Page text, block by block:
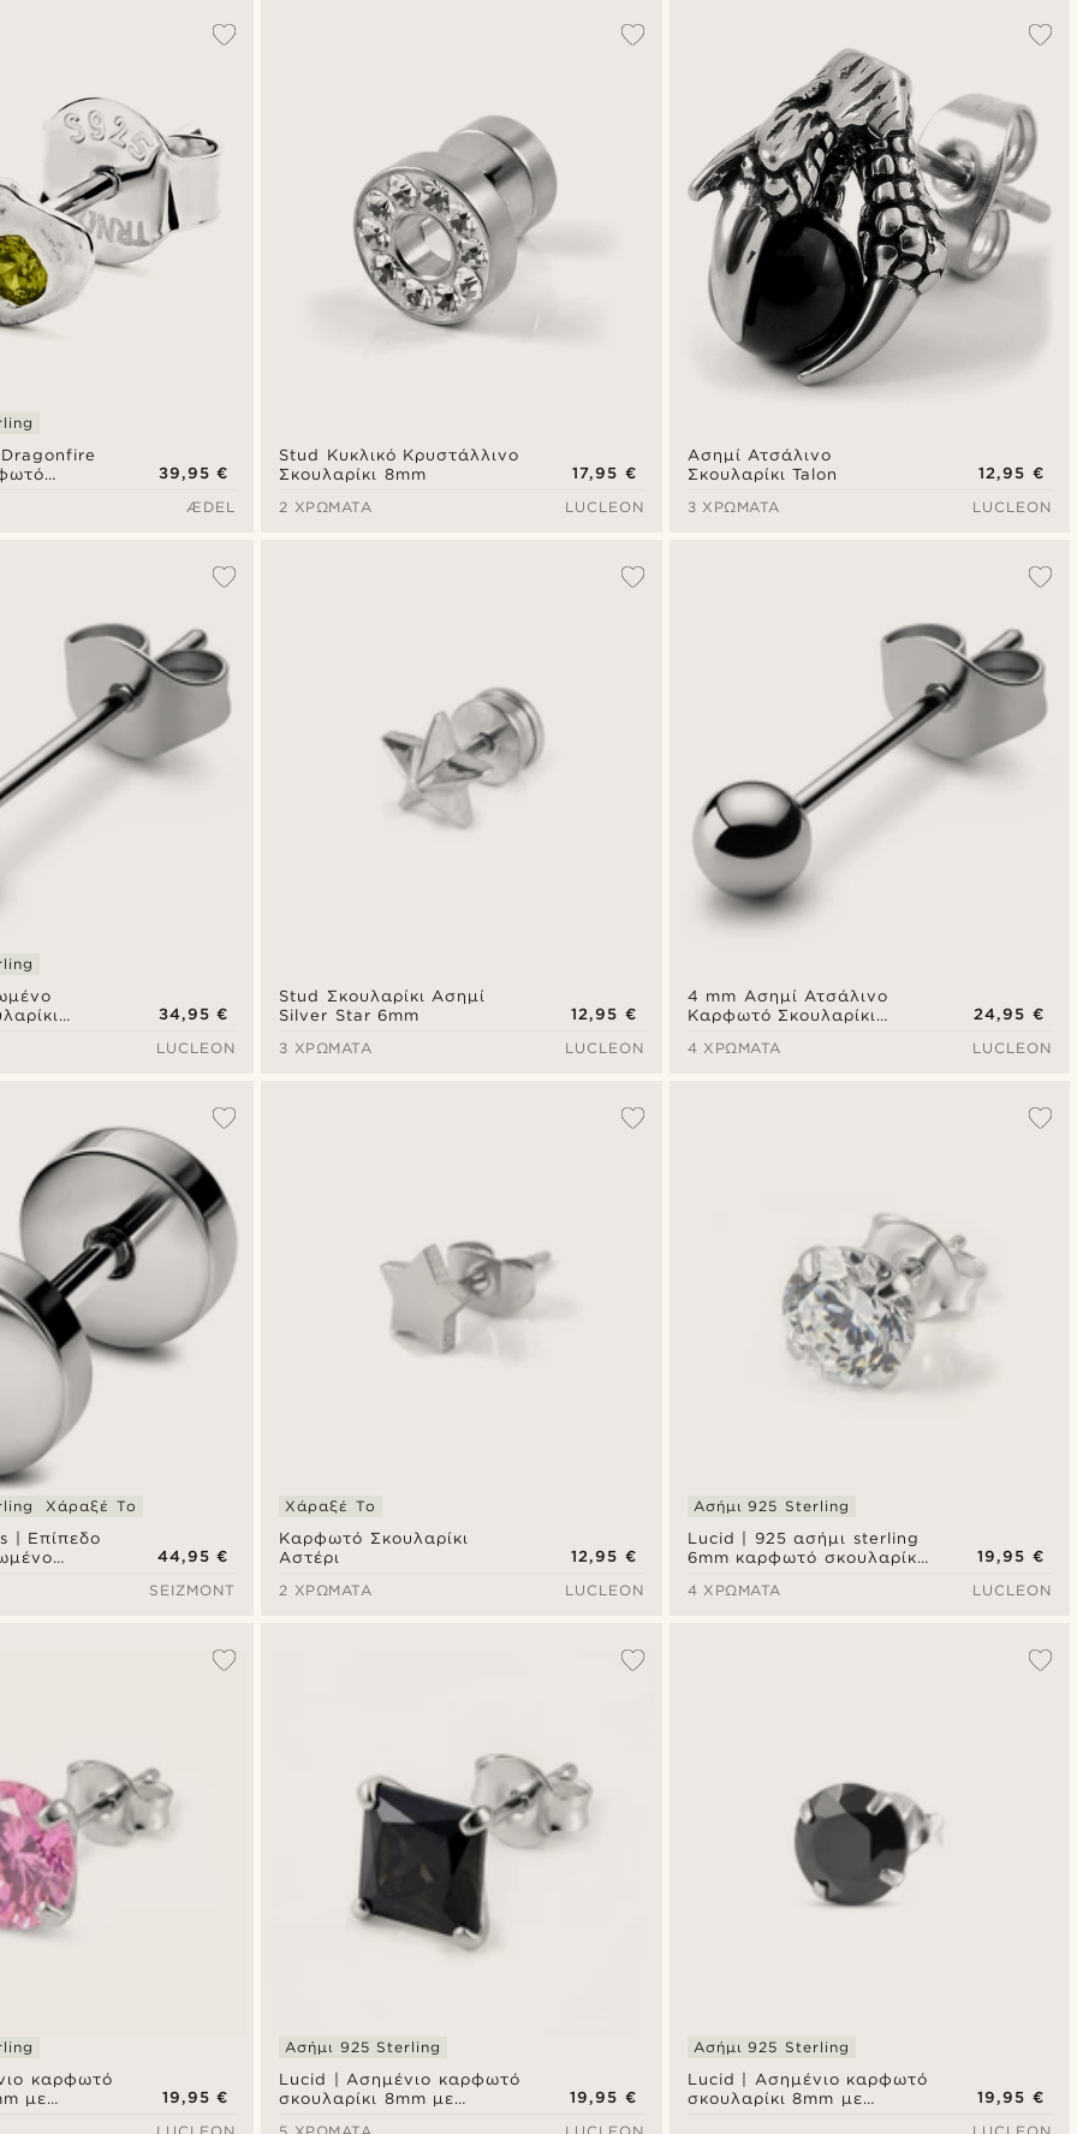
39,95 €
ÆDEL
Stud Κυκλικό Κρυστάλλινο
Σκουλαρίκι 8mm
17,95 €
2 ΧΡΏΜΑΤΑ
LUCLEON
Ασημί Ατσάλινο
Σκουλαρίκι Talon
12,95 €
3 ΧΡΏΜΑΤΑ
LUCLEON
34,95 €
LUCLEON
Stud Σκουλαρίκι Ασημί
Silver Star 6mm
12,95 €
3 ΧΡΏΜΑΤΑ
LUCLEON
4 mm Ασημί Ατσάλινο
Καρφωτό Σκουλαρίκι
24,95 €
4 ΧΡΏΜΑΤΑ
LUCLEON
| Επίπεδο
Χάραξέ Το
44,95 €
SEIZMONT
Καρφωτό Σκουλαρίκι
Αστέρι
Χάραξέ Το
12,95 €
2 ΧΡΏΜΑΤΑ
LUCLEON
Lucid | 925 ασήμι sterling
6mm καρφωτό σκουλαρίκι
Ασήμι 925 Sterling
19,95 €
4 ΧΡΏΜΑΤΑ
LUCLEON
καρφωτό
με
19,95 €
Lucid | Ασημένιο καρφωτό
σκουλαρίκι 8mm με
Ασήμι 925 Sterling
19,95 €
Lucid | Ασημένιο καρφωτό
σκουλαρίκι 8mm με
Ασήμι 925 Sterling
19,95 €